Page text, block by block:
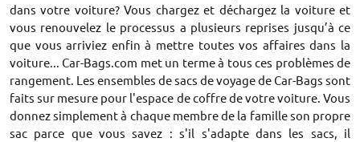
dans votre voiture? Vous chargez et déchargez la voiture et
vous renouvelez le processus a plusieurs reprises jusqu’à ce
que vous arriviez enfin à mettre toutes vos affaires dans la
voiture... Car-Bags.com met un terme à tous ces problèmes de
rangement. Les ensembles de sacs de voyage de Car-Bags sont
faits sur mesure pour l'espace de coffre de votre voiture. Vous
donnez simplement à chaque membre de la famille son propre
sac parce que vous savez : s'il s'adapte dans les sacs, il